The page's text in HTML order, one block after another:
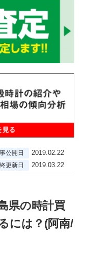
公開日 2019.02.22
更新日 2019.03.22
県の時計買
には？(阿南/